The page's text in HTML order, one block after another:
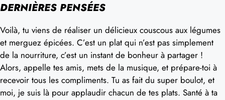
DERNIÈRES PENSÉES
Voilà, tu viens de réaliser un délicieux couscous aux légumes
et merguez épicées. C’est un plat qui n’est pas simplement
de la nourriture, c’est un instant de bonheur à partager !
Alors, appelle tes amis, mets de la musique, et prépare-toi à
recevoir tous les compliments. Tu as fait du super boulot, et
moi, je suis là pour applaudir chacun de tes plats. Santé à ta